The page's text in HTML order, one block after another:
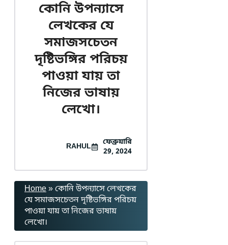
কোনি উপন্যাসে
লেখকের যে
সমাজসচেতন
দৃষ্টিভঙ্গির পরিচয়
পাওয়া যায় তা
নিজের ভাষায়
লেখো।
RAHUL
ফেব্রুয়ারি
29, 2024
Home»কোনি উপন্যাসে লেখকের
যে সমাজসচেতন দৃষ্টিভঙ্গির পরিচয়
পাওয়া যায় তা নিজের ভাষায়
লেখো।